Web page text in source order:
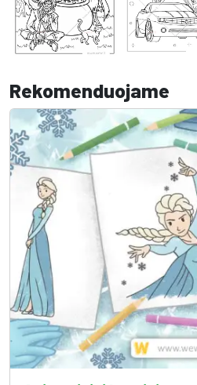
Rekomenduojame